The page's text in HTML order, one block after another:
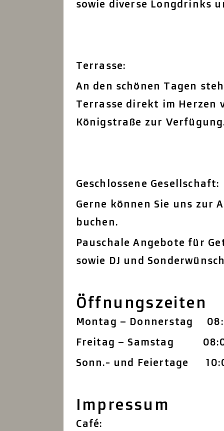
sowie diverse Longdrinks
Terrasse:
An den schönen Tagen
Terrasse direkt im
Königstraße zur
Geschlossene Gesellschaft:
Gerne können Sie uns
buchen.
Pauschale Angebote für
sowie DJ und
Öffnungszeiten
Montag – Donnerstag
Freitag – Samstag
Sonn.- und Feiertage
Impressum
Café: